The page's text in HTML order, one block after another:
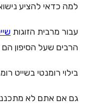
למה כדאי להציע
עבור מרבית הזוגות
הרבים שעל הסיפון
בילוי רומנטי בשייט
גם אם אתם לא